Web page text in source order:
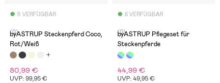
6 VERFÜGBAR
(0)
byASTRUP Steckenpferd Coco,
Rot/Weiß
80,99 €
UVP: 99,95 €
8 VERFÜGBAR
(0)
byASTRUP Pflegeset für
Steckenpferde
44,99 €
UVP: 49,95 €